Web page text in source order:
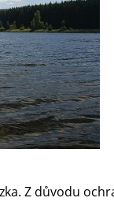
Z důvodu